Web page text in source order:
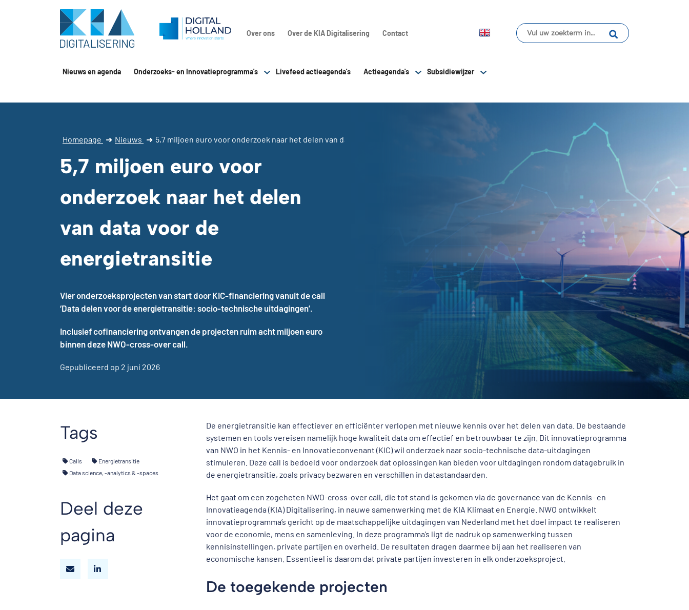
Over ons Over de KIA Digitalisering Contact
Nieuws en agenda Onderzoeks- en Innovatieprogramma's Livefeed actieagenda's Actieagenda's Subsidiewijzer
Homepage ➜ Nieuws ➜ 5,7 miljoen euro voor onderzoek naar het delen van data voor de energietransitie
5,7 miljoen euro voor
onderzoek naar het delen
van data voor de
energietransitie
Vier onderzoeksprojecten van start door KIC-financiering vanuit de call
‘Data delen voor de energietransitie: socio-technische uitdagingen’.
Inclusief cofinanciering ontvangen de projecten ruim acht miljoen euro
binnen deze NWO-cross-over call.
Gepubliceerd op 2 juni 2026
Tags
Calls
Energietransitie
Data science, -analytics & -spaces
Deel deze
pagina
De energietransitie kan effectiever en efficiënter verlopen met nieuwe kennis over het delen van data. De bestaande
systemen en tools vereisen namelijk hoge kwaliteit data om effectief en betrouwbaar te zijn. Dit innovatieprogramma
van NWO in het Kennis- en Innovatieconvenant (KIC) wil onderzoek naar socio-technische data-uitdagingen
stimuleren. Deze call is bedoeld voor onderzoek dat oplossingen kan bieden voor uitdagingen rondom datagebruik in
de energietransitie, zoals privacy bezwaren en verschillen in datastandaarden.
Het gaat om een zogeheten NWO-cross-over call, die tot stand is gekomen via de governance van de Kennis- en
Innovatieagenda (KIA) Digitalisering, in nauwe samenwerking met de KIA Klimaat en Energie. NWO ontwikkelt
innovatieprogramma’s gericht op de maatschappelijke uitdagingen van Nederland met het doel impact te realiseren
voor de economie, mens en samenleving. In deze programma’s ligt de nadruk op samenwerking tussen
kennisinstellingen, private partijen en overheid. De resultaten dragen daarmee bij aan het realiseren van
economische kansen. Essentieel is daarom dat private partijen investeren in elk onderzoeksproject.
De toegekende projecten